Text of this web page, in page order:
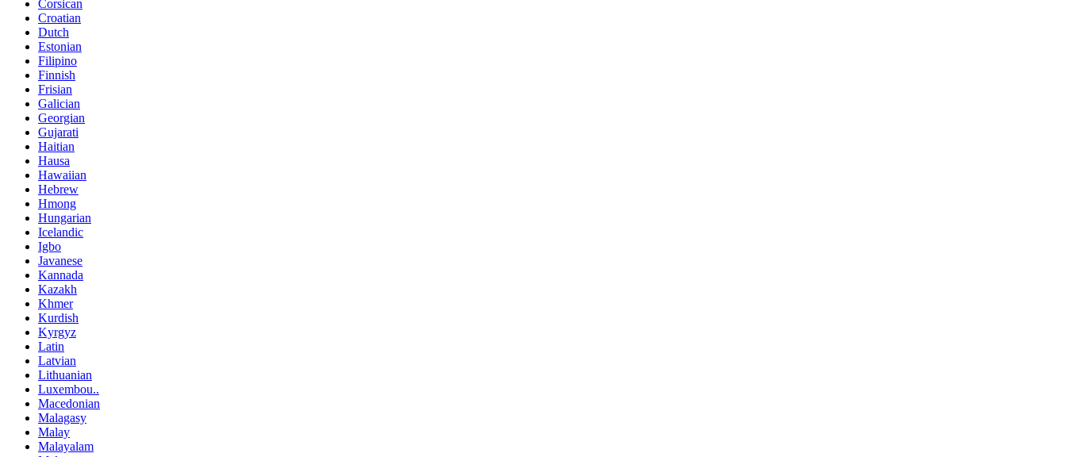
Corsican
Croatian
Dutch
Estonian
Filipino
Finnish
Frisian
Galician
Georgian
Gujarati
Haitian
Hausa
Hawaiian
Hebrew
Hmong
Hungarian
Icelandic
Igbo
Javanese
Kannada
Kazakh
Khmer
Kurdish
Kyrgyz
Latin
Latvian
Lithuanian
Luxembou..
Macedonian
Malagasy
Malay
Malayalam